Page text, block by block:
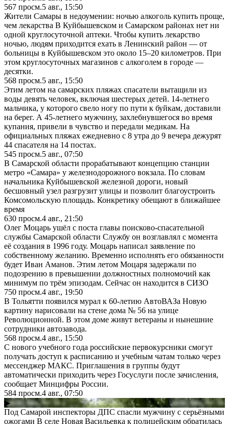
567 просм.5 авг., 15:50
Жители Самары в недоумении: ночью алкоголь купить проще,
чем лекарства В Куйбышевском и Самарском районах нет ни
одной круглосуточной аптеки. Чтобы купить лекарство
ночью, людям приходится ехать в Ленинский район — от
больницы в Куйбышевском это около 15–20 километров. При
этом круглосуточных магазинов с алкоголем в городе —
десятки.
568 просм.5 авг., 15:50
Этим летом на самарских пляжах спасатели вытащили из
воды девять человек, включая шестерых детей. 14-летнего
мальчика, у которого свело ногу по пути к буйкам, доставили
на берег. А 45-летнего мужчину, захлебнувшегося во время
купания, привели в чувство и передали медикам. На
официальных пляжах ежедневно с 8 утра до 9 вечера дежурят
44 спасателя на 14 постах.
545 просм.5 авг., 07:50
В Самарской области прорабатывают концепцию станции
метро «Самара» у железнодорожного вокзала. По словам
начальника Куйбышевской железной дороги, новый
бесшовный узел разгрузит улицы и позволит благоустроить
Комсомольскую площадь. Конкретику обещают в ближайшее
время
630 просм.4 авг., 21:50
Олег Моцарь ушёл с поста главы поисково-спасательной
службы Самарской области Службу он возглавлял с момента
её создания в 1996 году. Моцарь написал заявление по
собственному желанию. Временно исполнять его обязанности
будет Иван Аманов. Этим летом Моцаря задержали по
подозрению в превышении должностных полномочий как
минимум по трём эпизодам. Сейчас он находится в СИЗО
750 просм.4 авг., 19:50
В Тольятти появился мурал к 60-летию АвтоВАЗа Новую
картину нарисовали на стене дома № 56 на улице
Революционной. В этом доме живут ветераны и нынешние
сотрудники автозавода.
568 просм.4 авг., 15:50
С нового учебного года российские первокурсники смогут
получать доступ к расписанию и учебным чатам только через
мессенджер МАКС. Приглашения в группы будут
автоматически приходить через Госуслуги после зачисления,
сообщает Минцифры России.
584 просм.4 авг., 07:50
▶
Под Самарой инспекторы ДПС спасли мужчину с серьёзными
ожогами В селе Новая Васильевка к полицейским обратилась